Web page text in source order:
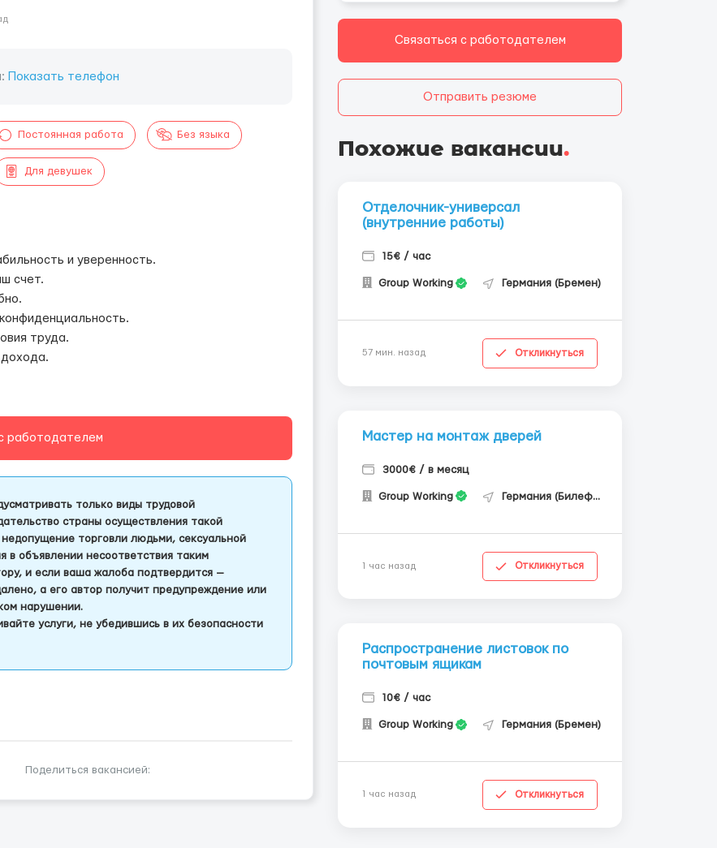
Показать телефон
Постоянная работа Без языка
Для девушек
и уверенность.
счет.
труда.
работодателем
только виды трудовой
страны осуществления такой
торговли людьми, сексуальной
в объявлении несоответствия таким
и если ваша жалоба подтвердится —
а его автор получит предупреждение или
нарушении.
услуги, не убедившись в их безопасности
Поделиться вакансией:
Связаться с работодателем
Отправить резюме
Похожие вакансии.
Отделочник-универсал
(внутренние работы)
15€ / час
Group Working Германия (Бремен)
57 мин. назад Откликнуться
Мастер на монтаж дверей
3000€ / в месяц
Group Working Германия (Билефельд)
1 час назад Откликнуться
Распространение листовок по
почтовым ящикам
10€ / час
Group Working Германия (Бремен)
1 час назад Откликнуться